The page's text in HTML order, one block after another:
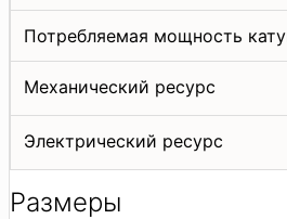
Потребляемая мощность
Механический ресурс
Электрический ресурс
Размеры